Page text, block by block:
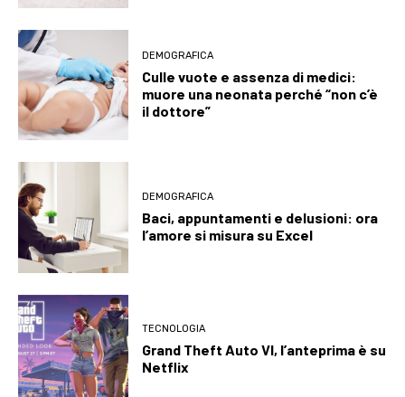
DEMOGRAFICA
Culle vuote e assenza di medici:
muore una neonata perché “non c’è
il dottore”
DEMOGRAFICA
Baci, appuntamenti e delusioni: ora
l’amore si misura su Excel
TECNOLOGIA
Grand Theft Auto VI, l’anteprima è su
Netflix